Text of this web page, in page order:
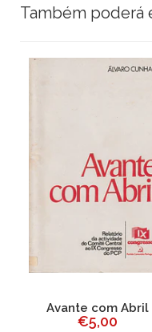
Também poderá
Avante com Abril
€5,00